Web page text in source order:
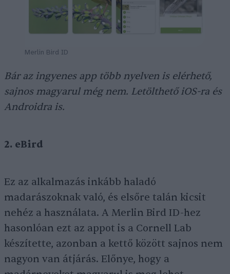
Merlin Bird ID
Bár az ingyenes app több nyelven is elérhető,
sajnos magyarul még nem. Letölthető iOS-ra és
Androidra is.
2. eBird
Ez az alkalmazás inkább haladó
madarászoknak való, és elsőre talán kicsit
nehéz a használata. A Merlin Bird ID-hez
hasonlóan ezt az appot is a Cornell Lab
készítette, azonban a kettő között sajnos nem
nagyon van átjárás. Előnye, hogy a